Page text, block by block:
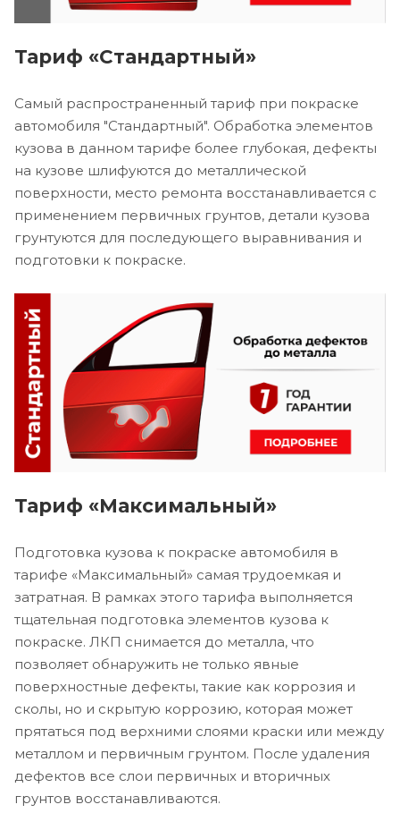
Тариф «Стандартный»
Самый распространенный тариф при покраске
автомобиля "Стандартный". Обработка элементов
кузова в данном тарифе более глубокая, дефекты
на кузове шлифуются до металлической
поверхности, место ремонта восстанавливается с
применением первичных грунтов, детали кузова
грунтуются для последующего выравнивания и
подготовки к покраске.
Тариф «Максимальный»
Подготовка кузова к покраске автомобиля в
тарифе «Максимальный» самая трудоемкая и
затратная. В рамках этого тарифа выполняется
тщательная подготовка элементов кузова к
покраске. ЛКП снимается до металла, что
позволяет обнаружить не только явные
поверхностные дефекты, такие как коррозия и
сколы, но и скрытую коррозию, которая может
прятаться под верхними слоями краски или между
металлом и первичным грунтом. После удаления
дефектов все слои первичных и вторичных
грунтов восстанавливаются.